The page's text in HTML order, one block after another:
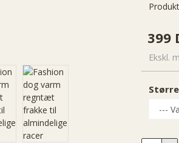
399
Ekskl.